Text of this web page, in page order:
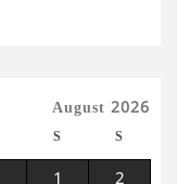
August 2026
S S